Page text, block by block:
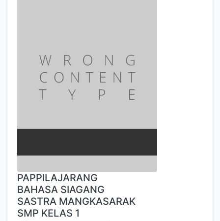
PAPPILAJARANG
BAHASA SIAGANG
SASTRA MANGKASARAK
SMP KELAS 1